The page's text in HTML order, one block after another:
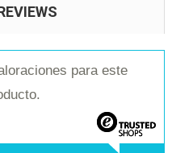
para este